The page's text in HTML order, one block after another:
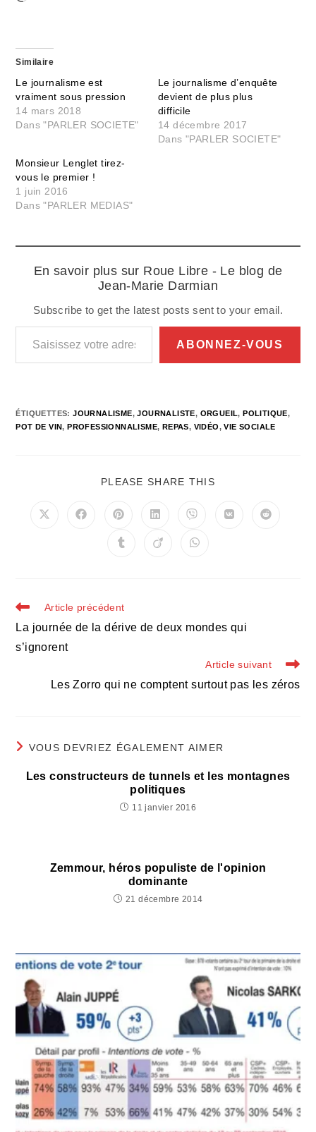
Similaire
Le journalisme est
vraiment sous pression
14 mars 2018
Dans "PARLER SOCIETE"
Le journalisme d’enquête
devient de plus plus
difficile
14 décembre 2017
Dans "PARLER SOCIETE"
Monsieur Lenglet tirez-
vous le premier !
1 juin 2016
Dans "PARLER MEDIAS"
En savoir plus sur Roue Libre - Le blog de
Jean-Marie Darmian
Subscribe to get the latest posts sent to your email.
Saisissez votre adresse e-mail…
ABONNEZ-VOUS
ÉTIQUETTES:JOURNALISME, JOURNALISTE, ORGUEIL, POLITIQUE,
POT DE VIN, PROFESSIONNALISME, REPAS, VIDÉO, VIE SOCIALE
PLEASE SHARE THIS
Ouvrir
Ouvrir
Ouvrir
une
autre
Ouvrir
une
autre
Ouvrir
une
autre
Ouvrir
Ouvrir
Ouvrir
Ouvrir
Ouvrir
Read
more
articles
Article précédent
La journée de la dérive de deux mondes qui
s’ignorent
Article suivant
Les Zorro qui ne comptent surtout pas les zéros
VOUS DEVRIEZ ÉGALEMENT AIMER
Les constructeurs de tunnels et les montagnes
politiques
11 janvier 2016
Zemmour, héros populiste de l'opinion
dominante
21 décembre 2014